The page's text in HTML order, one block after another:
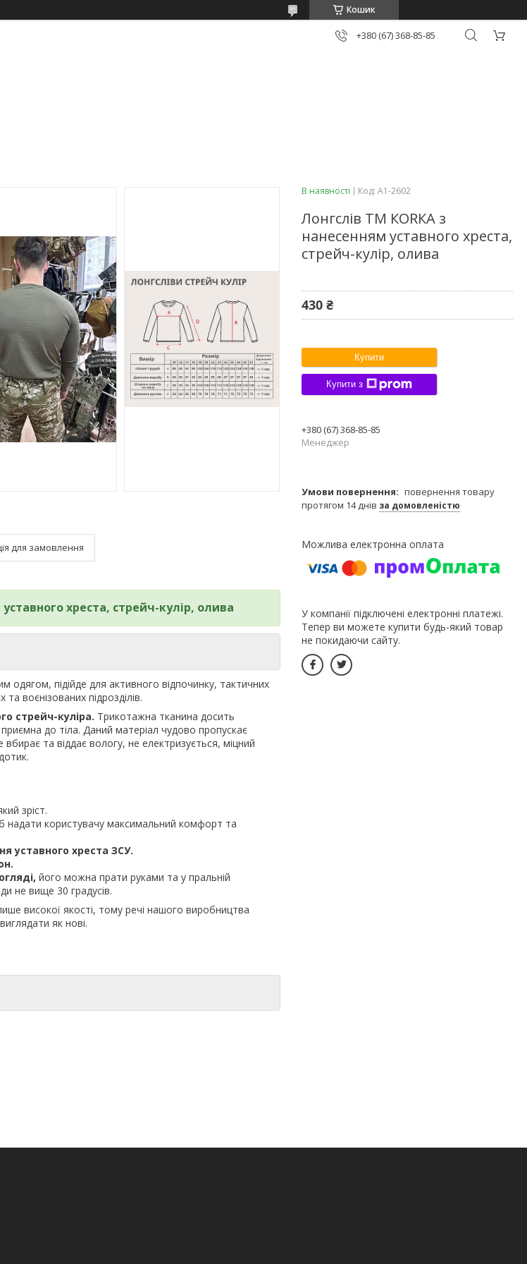
Кошик
+380 (67) 368-85-85
для замовлення
хреста, стрейч-кулір, олива
одягом, підійде для активного відпочинку, тактичних
та воєнізованих підрозділів.
стрейч-куліра. Трикотажна тканина досить
приємна до тіла. Даний матеріал чудово пропускає
та віддає вологу, не електризується, міцний
зріст.
користувачу максимальний комфорт та
уставного хреста ЗСУ.
його можна прати руками та у пральній
не вище 30 градусів.
високої якості, тому речі нашого виробництва
як нові.
В наявності Код: А1-2602
Лонгслів ТМ КОRКА з
нанесенням уставного хреста,
стрейч-кулір, олива
430 ₴
Купити
Купити з
+380 (67) 368-85-85
Менеджер
повернення товару
протягом 14 днів за домовленістю
У компанії підключені електронні платежі.
Тепер ви можете купити будь-який товар
не покидаючи сайту.